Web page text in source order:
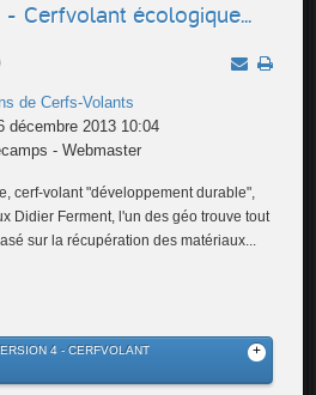
Cerfvolant écologique...
de Cerfs-Volants
décembre 2013 10:04
- Webmaster
cerf-volant "développement durable",
Didier Ferment, l'un des géo trouve tout
sur la récupération des matériaux...
4 - CERFVOLANT